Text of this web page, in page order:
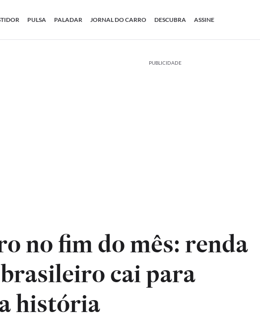
PULSA PALADAR JORNAL DO CARRO DESCUBRA ASSINE
PUBLICIDADE
no fim do mês: renda
cai para
história